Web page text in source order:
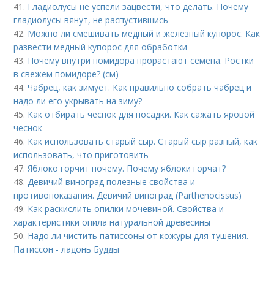
41. Гладиолусы не успели зацвести, что делать. Почему
гладиолусы вянут, не распустившись
42. Можно ли смешивать медный и железный купорос. Как
развести медный купорос для обработки
43. Почему внутри помидора прорастают семена. Ростки
в свежем помидоре? (см)
44.Чабрец, как зимует. Как правильно собрать чабрец и
надо ли его укрывать на зиму?
45. Как отбирать чеснок для посадки. Как сажать яровой
чеснок
46. Как использовать старый сыр. Старый сыр разный, как
использовать, что приготовить
47.Яблоко горчит почему. Почему яблоки горчат?
48.Девичий виноград полезные свойства и
противопоказания. Девичий виноград (Parthenocissus)
49. Как раскислить опилки мочевиной. Свойства и
характеристики опила натуральной древесины
50. Надо ли чистить патиссоны от кожуры для тушения.
Патиссон - ладонь Будды